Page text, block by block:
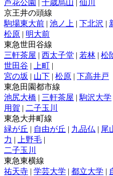
芦花公園 | 千歳烏山 | 仙川
京王井の頭線
駒場東大前 | 池ノ上 | 下北沢 |
松原 | 明大前
東急世田谷線
三軒茶屋 | 西太子堂 | 若林 | 松
世田谷 | 上町 |
宮の坂 | 山下 | 松原 | 下高井戸
東急田園都市線
池尻大橋 | 三軒茶屋 | 駒沢大学
用賀 | 二子玉川
東急大井町線
緑が丘 | 自由が丘 | 九品仏 | 尾
力 | 上野毛 |
二子玉川
東急東横線
祐天寺 | 学芸大学 | 都立大学 |